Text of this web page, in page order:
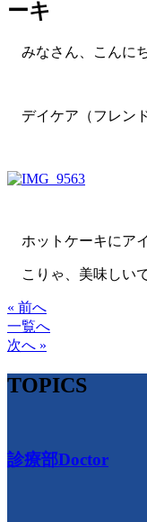
ーキ
みなさん、こんにち
デイケア（フレン
ホットケーキにア
こりゃ、美味しい
« 前へ
一覧へ
次へ »
TOPICS
診療部Doctor